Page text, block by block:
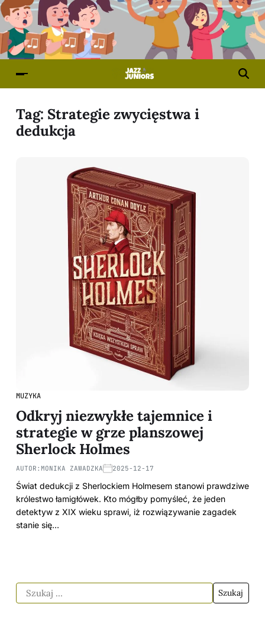
Tag: Strategie zwycięstwa i
dedukcja
MUZYKA
Odkryj niezwykłe tajemnice i
strategie w grze planszowej
Sherlock Holmes
AUTOR: MONIKA ZAWADZKA 2025-12-17
Świat dedukcji z Sherlockiem Holmesem stanowi prawdziwe
królestwo łamigłówek. Kto mógłby pomyśleć, że jeden
detektyw z XIX wieku sprawi, iż rozwiązywanie zagadek
stanie się…